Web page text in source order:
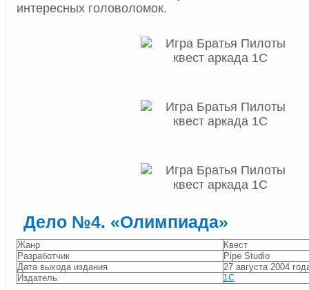
интересных головоломок.
Дело №4. «Олимпиада»
Жанр
Квест
Разработчик
Pipe Studio
Дата выхода издания
27 августа 2004
Издатель
1С